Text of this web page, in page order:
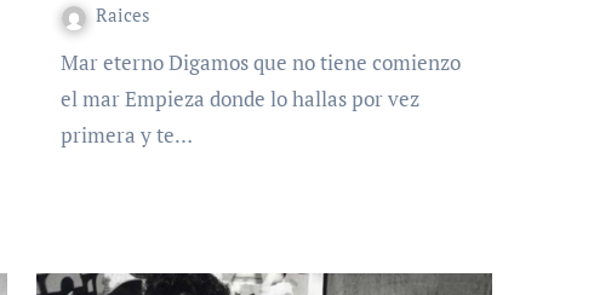
Raices
Mar eterno Digamos que no tiene comienzo
el mar Empieza donde lo hallas por vez
primera y te…